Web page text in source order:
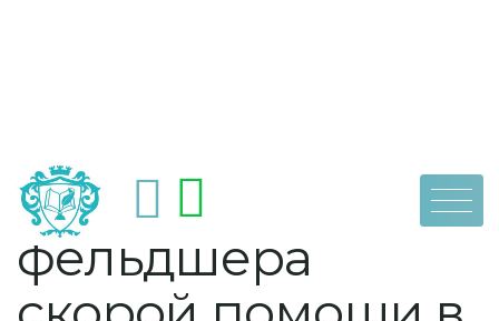
Skip
content
dpoaps
Зарплаты
фельдшера